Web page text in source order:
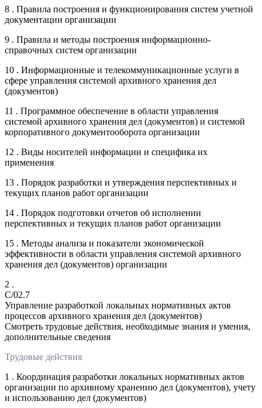
8 . Правила построения и функционирования систем учетной
документации организации
9 . Правила и методы построения информационно-
справочных систем организации
10 . Информационные и телекоммуникационные услуги в
сфере управления системой архивного хранения дел
(документов)
11 . Программное обеспечение в области управления
системой архивного хранения дел (документов) и системой
корпоративного документооборота организации
12 . Виды носителей информации и специфика их
применения
13 . Порядок разработки и утверждения перспективных и
текущих планов работ организации
14 . Порядок подготовки отчетов об исполнении
перспективных и текущих планов работ организации
15 . Методы анализа и показатели экономической
эффективности в области управления системой архивного
хранения дел (документов) организации
2 .
C/02.7
Управление разработкой локальных нормативных актов
процессов архивного хранения дел (документов)
Смотреть трудовые действия, необходимые знания и умения,
дополнительные сведения
Трудовые действия
1 . Координация разработки локальных нормативных актов
организации по архивному хранению дел (документов), учету
и использованию дел (документов)